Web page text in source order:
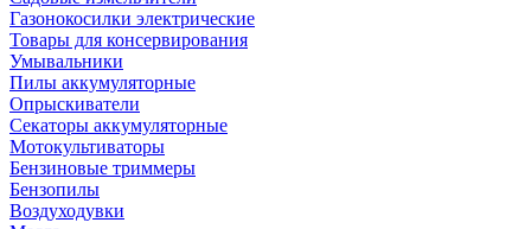
Газонокосилки электрические
Товары для консервирования
Умывальники
Пилы аккумуляторные
Опрыскиватели
Секаторы аккумуляторные
Мотокультиваторы
Бензиновые триммеры
Бензопилы
Воздуходувки